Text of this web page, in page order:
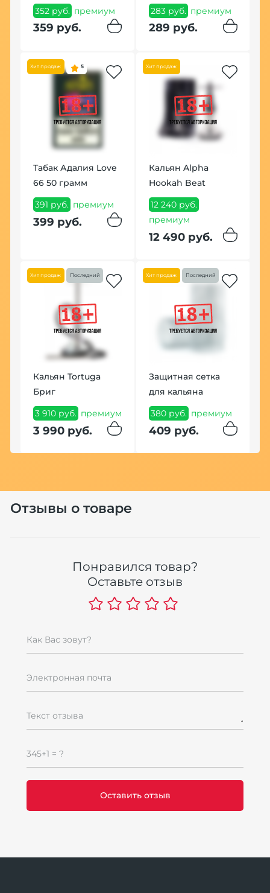
352 руб. премиум
359 руб.
283 руб. премиум
289 руб.
Хит продаж 5
Табак Адалия Love
66 50 грамм
391 руб. премиум
399 руб.
Хит продаж
Кальян Alpha
Hookah Beat
12 240 руб.
премиум
12 490 руб.
Хит продаж Последний
Кальян Tortuga
Бриг
3 910 руб. премиум
3 990 руб.
Хит продаж Последний
Защитная сетка
для кальяна
380 руб. премиум
409 руб.
Отзывы о товаре
Понравился товар?
Оставьте отзыв
Как Вас зовут?
Электронная почта
Текст отзыва
345+1 = ?